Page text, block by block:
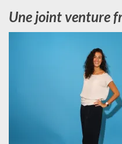
Une joint venture